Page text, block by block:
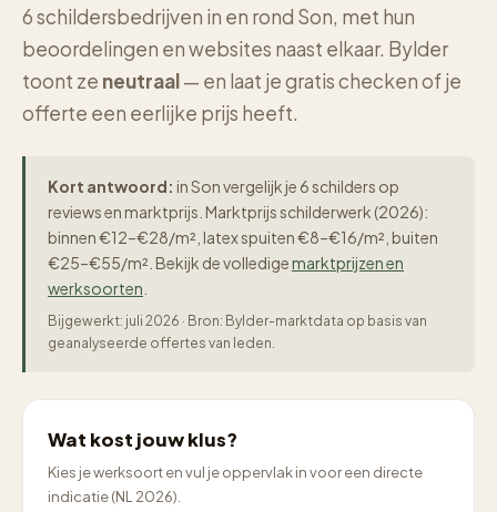
6 schildersbedrijven in en rond Son, met hun
beoordelingen en websites naast elkaar. Bylder
toont ze neutraal— en laat je gratis checken of je
offerte een eerlijke prijs heeft.
Kort antwoord: in Son vergelijk je 6 schilders op
reviews en marktprijs. Marktprijs schilderwerk (2026):
binnen €12–€28/m², latex spuiten €8–€16/m², buiten
€25–€55/m². Bekijk de volledigemarktprijzen en
werksoorten
Bijgewerkt: juli 2026 · Bron: Bylder-marktdata op basis van
geanalyseerde offertes van leden.
Wat kost jouw klus?
Kies je werksoort en vul je oppervlak in voor een directe
indicatie (NL 2026).